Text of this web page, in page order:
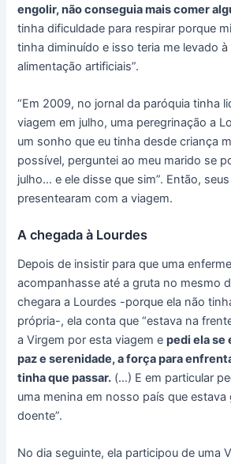
engolir, não conseguia mais comer
tinha dificuldade para respirar porque
tinha diminuído e isso teria me levado
alimentação artificiais”.
“Em 2009, no jornal da paróquia tinha
viagem em julho, uma peregrinação a
um sonho que eu tinha desde criança
possível, perguntei ao meu marido se
julho… e ele disse que sim”. Então,
presentearam com a viagem.
A chegada à Lourdes
Depois de insistir para que uma
acompanhasse até a gruta no mesmo
chegara a Lourdes -porque ela não
própria-, ela conta que “estava na
a Virgem por esta viagem epedi ela se
paz e serenidade, a força para
tinha que passar. (…) E em particular
uma menina em nosso país que estava
doente”.
No dia seguinte, ela participou de uma